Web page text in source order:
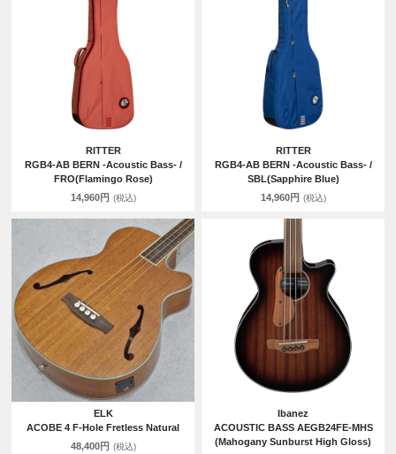
RITTER
RGB4-AB BERN -Acoustic Bass- /
FRO(Flamingo Rose)
14,960円 (税込)
RITTER
RGB4-AB BERN -Acoustic Bass- /
SBL(Sapphire Blue)
14,960円 (税込)
ELK
ACOBE 4 F-Hole Fretless Natural
48,400円 (税込)
Ibanez
ACOUSTIC BASS AEGB24FE-MHS
(Mahogany Sunburst High Gloss)